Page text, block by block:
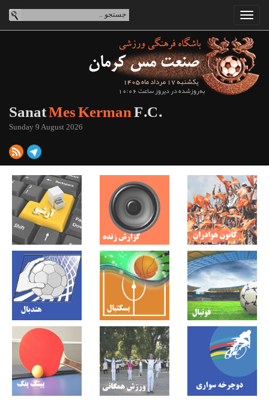
یکشنبه 17 مرداد ماه 1405
به‌روزشده در دیروز ساعت 10:06
SanatMes KermanF.C.
Sunday 9 August 2026